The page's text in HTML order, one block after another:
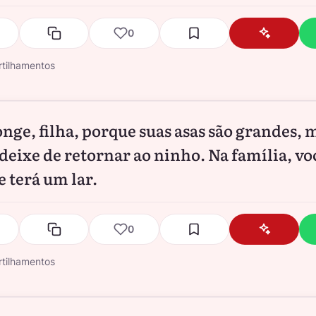
0
filha, porque suas asas são grandes,
de retornar ao ninho. Na família,
terá um lar.
0